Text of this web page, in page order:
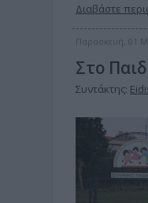
Διαβάστε
Παρασκευή, 01
Στο
Συντάκτης: